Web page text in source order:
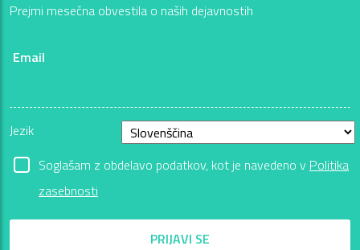
Prejmi mesečna obvestila o naših dejavnostih
Email
Jezik
Soglašam z obdelavo podatkov, kot je navedeno v Politika
zasebnosti
PRIJAVI SE